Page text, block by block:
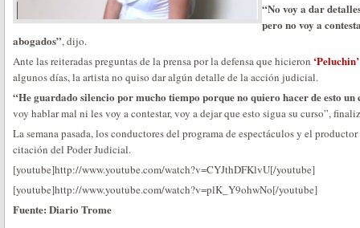
“No voy a dar
pero no voy a
abogados”, dijo.
Ante las reiteradas preguntas de la prensa por la defensa que hicieron
algunos días, la artista no quiso dar algún detalle de la acción judicial.
“He guardado silencio por mucho tiempo porque no quiero hacer de esto un
voy hablar mal ni les voy a contestar, voy a dejar que esto sigua su curso”,
La semana pasada, los conductores del programa de espectáculos y el productor
citación del Poder Judicial.
[youtube]http://www.youtube.com/watch?v=CYJthDFKlvU[/youtube]
[youtube]http://www.youtube.com/watch?v=plK_Y9ohwNo[/youtube]
Fuente: Diario Trome